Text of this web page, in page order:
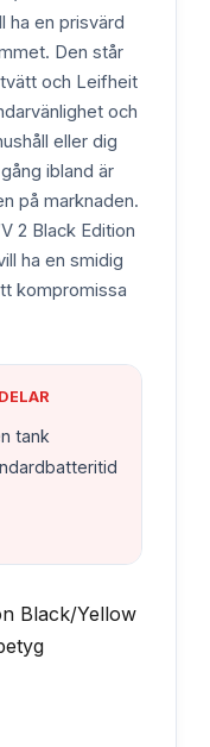
ha en prisvärd
Den står
och Leifheit
och
eller dig
ibland är
på marknaden.
2 Black Edition
ha en smidig
kompromissa
tank